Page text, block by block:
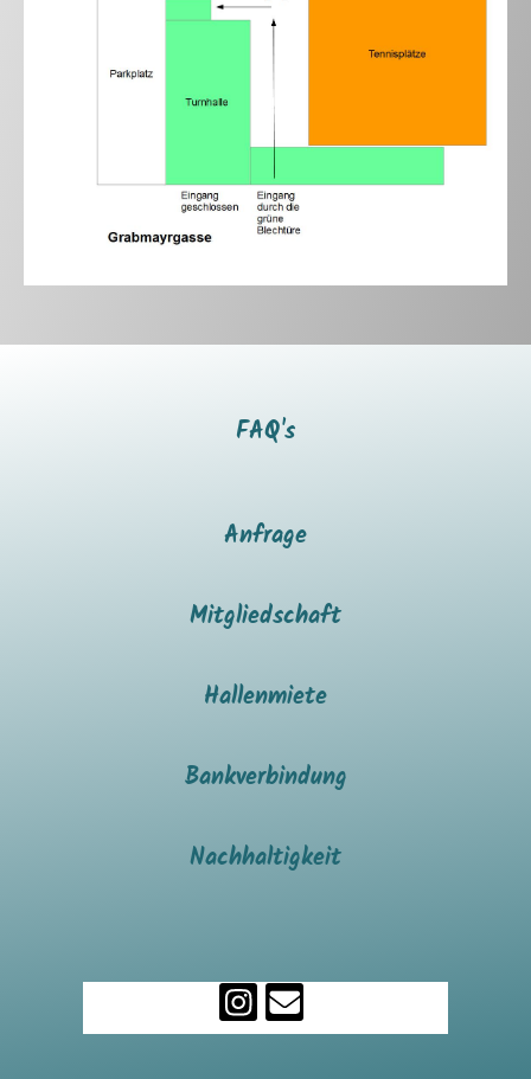
FAQ's
Anfrage
Mitgliedschaft
Hallenmiete
Bankverbindung
Nachhaltigkeit